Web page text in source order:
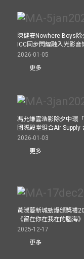
陳健安Nowhere Boys
ICC同步閃耀融入光影音
2026-01-05
更多
馮允謙雲浩影除夕中環
國際殿堂組合Air Supply
2026-01-03
更多
黃淑蔓新城勁爆頒獎禮
《留在你在我在的腦海
2025-12-17
更多